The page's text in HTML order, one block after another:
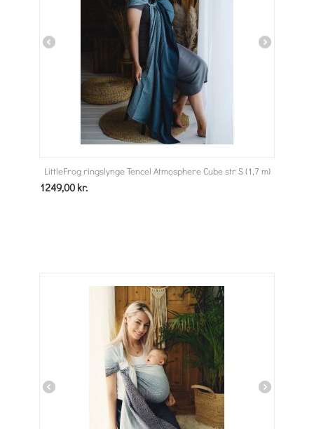
LittleFrog ringslynge Tencel Atmosphere Cube str S (1,7 m)
1249,00 kr.